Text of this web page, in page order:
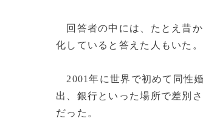
回答者の中には、たとえ昔
化していると答えた人もいた。
2001年に世界で初めて同性
出、銀行といった場所で差別
だった。